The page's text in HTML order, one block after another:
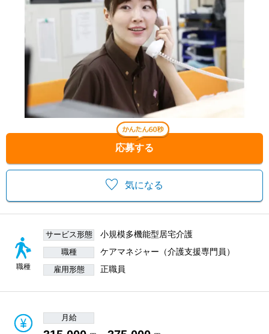
気になる
応募する
職種
サービス形態 小規模多機能型居宅介護
職種 ケアマネジャー（介護支援専門員）
雇用形態 正職員
月給